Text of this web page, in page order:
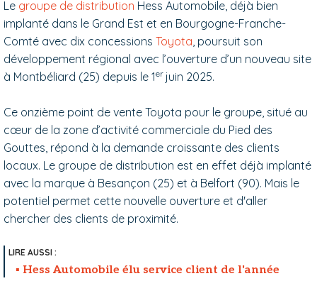
Le groupe de distribution Hess Automobile, déjà bien
implanté dans le Grand Est et en Bourgogne-Franche-
Comté avec dix concessions Toyota , poursuit son
développement régional avec l’ouverture d’un nouveau site
à Montbéliard (25) depuis le 1er juin 2025.
Ce onzième point de vente Toyota pour le groupe, situé au
cœur de la zone d’activité commerciale du Pied des
Gouttes, répond à la demande croissante des clients
locaux. Le groupe de distribution est en effet déjà implanté
avec la marque à Besançon (25) et à Belfort (90). Mais le
potentiel permet cette nouvelle ouverture et d'aller
chercher des clients de proximité.
Hess Automobile élu service client de l'année